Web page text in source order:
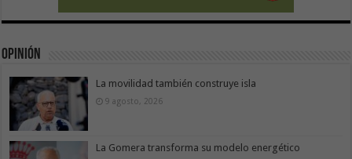
Opinión
La movilidad también construye isla
9 agosto, 2026
La Gomera transforma su modelo energético